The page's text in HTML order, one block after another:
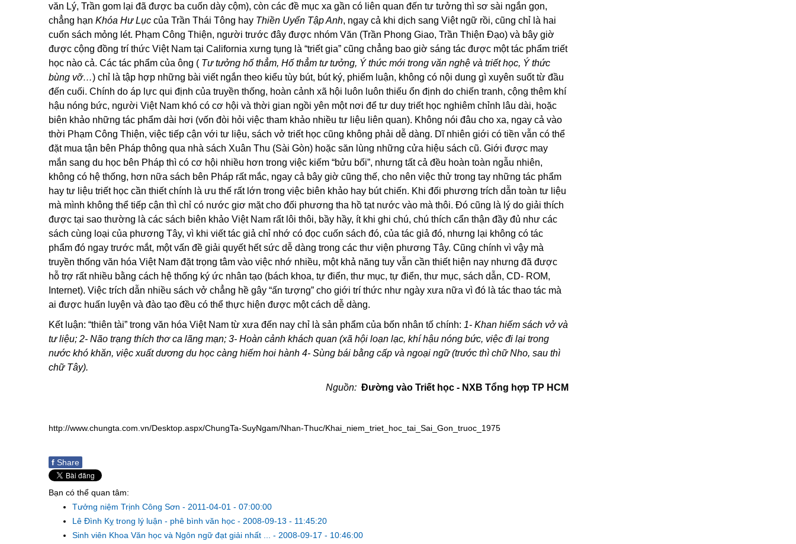
văn Lý, Trần gom lại đã được ba cuốn dày cộm), còn các đề mục xa gần có liên quan đến tư tưởng thì sơ sài ngắn gọn,
chẳng hạn Khóa Hư Lục của Trần Thái Tông hay Thiền Uyển Tập Anh, ngay cả khi dịch sang Việt ngữ rồi, cũng chỉ là hai
cuốn sách mỏng lét. Phạm Công Thiện, người trước đây được nhóm Văn (Trần Phong Giao, Trần Thiện Đạo) và bây giờ
được cộng đồng trí thức Việt Nam tại California xưng tụng là “triết gia” cũng chẳng bao giờ sáng tác được một tác phẩm triết
học nào cả. Các tác phẩm của ông ( Tư tưởng hố thẳm, Hố thẳm tư tưởng, Ý thức mới trong văn nghệ và triết học, Ý thức
bùng vỡ…) chỉ là tập hợp những bài viết ngắn theo kiểu tùy bút, bút ký, phiếm luận, không có nội dung gì xuyên suốt từ đầu
đến cuối. Chính do áp lực qui định của truyền thống, hoàn cảnh xã hội luôn luôn thiếu ổn định do chiến tranh, cộng thêm khí
hậu nóng bức, người Việt Nam khó có cơ hội và thời gian ngồi yên một nơi để tư duy triết học nghiêm chỉnh lâu dài, hoặc
biên khảo những tác phẩm dài hơi (vốn đòi hỏi việc tham khảo nhiều tư liệu liên quan). Không nói đâu cho xa, ngay cả vào
thời Phạm Công Thiện, việc tiếp cận với tư liệu, sách vở triết học cũng không phải dễ dàng. Dĩ nhiên giới có tiền vẫn có thể
đặt mua tận bên Pháp thông qua nhà sách Xuân Thu (Sài Gòn) hoặc săn lùng những cửa hiệu sách cũ. Giới được may
mắn sang du học bên Pháp thì có cơ hội nhiều hơn trong việc kiếm “bửu bối”, nhưng tất cả đều hoàn toàn ngẫu nhiên,
không có hệ thống, hơn nữa sách bên Pháp rất mắc, ngay cả bây giờ cũng thế, cho nên việc thử trong tay những tác phẩm
hay tư liệu triết học cần thiết chính là ưu thế rất lớn trong việc biên khảo hay bút chiến. Khi đối phương trích dẫn toàn tư liệu
mà mình không thể tiếp cận thì chỉ có nước giơ mặt cho đối phương tha hồ tạt nước vào mà thôi. Đó cũng là lý do giải thích
được tại sao thường là các sách biên khảo Việt Nam rất lôi thôi, bầy hầy, ít khi ghi chú, chú thích cẩn thận đầy đủ như các
sách cùng loại của phương Tây, vì khi viết tác giả chỉ nhớ có đọc cuốn sách đó, của tác giả đó, nhưng lại không có tác
phẩm đó ngay trước mắt, một vấn đề giải quyết hết sức dễ dàng trong các thư viện phương Tây. Cũng chính vì vậy mà
truyền thống văn hóa Việt Nam đặt trọng tâm vào việc nhớ nhiều, một khả năng tuy vẫn cần thiết hiện nay nhưng đã được
hỗ trợ rất nhiều bằng cách hệ thống ký ức nhân tạo (bách khoa, tự điển, thư mục, tự điển, thư mục, sách dẫn, CD- ROM,
Internet). Việc trích dẫn nhiều sách vở chẳng hề gây “ấn tượng” cho giới trí thức như ngày xưa nữa vì đó là tác thao tác mà
ai được huấn luyện và đào tạo đều có thể thực hiện được một cách dễ dàng.
Kết luận: “thiên tài” trong văn hóa Việt Nam từ xưa đến nay chỉ là sản phẩm của bốn nhân tố chính: 1- Khan hiếm sách vở và
tư liệu; 2- Não trạng thích thơ ca lãng mạn; 3- Hoàn cảnh khách quan (xã hội loạn lạc, khí hậu nóng bức, việc đi lại trong
nước khó khăn, việc xuất dương du học càng hiếm hoi hành 4- Sùng bái bằng cấp và ngoại ngữ (trước thì chữ Nho, sau thì
chữ Tây).
Nguồn: Đường vào Triết học - NXB Tổng hợp TP HCM
http://www.chungta.com.vn/Desktop.aspx/ChungTa-SuyNgam/Nhan-Thuc/Khai_niem_triet_hoc_tai_Sai_Gon_truoc_1975
f Share
Bạn có thể quan tâm:
Tưởng niệm Trịnh Công Sơn - 2011-04-01 - 07:00:00
Lê Đình Kỵ trong lý luận - phê bình văn học - 2008-09-13 - 11:45:20
Sinh viên Khoa Văn học và Ngôn ngữ đạt giải nhất ... - 2008-09-17 - 10:46:00